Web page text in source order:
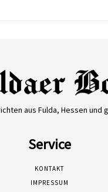
aus Fulda, Hessen und
Service
KONTAKT
IMPRESSUM